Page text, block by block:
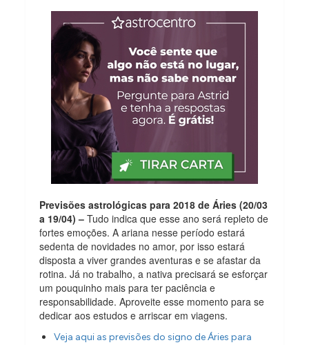
Previsões astrológicas para 2018 de Áries (20/03
a 19/04) – Tudo indica que esse ano será repleto de
fortes emoções. A ariana nesse período estará
sedenta de novidades no amor, por isso estará
disposta a viver grandes aventuras e se afastar da
rotina. Já no trabalho, a nativa precisará se esforçar
um pouquinho mais para ter paciência e
responsabilidade. Aproveite esse momento para se
dedicar aos estudos e arriscar em viagens.
Veja aqui as previsões do signo de Áries para